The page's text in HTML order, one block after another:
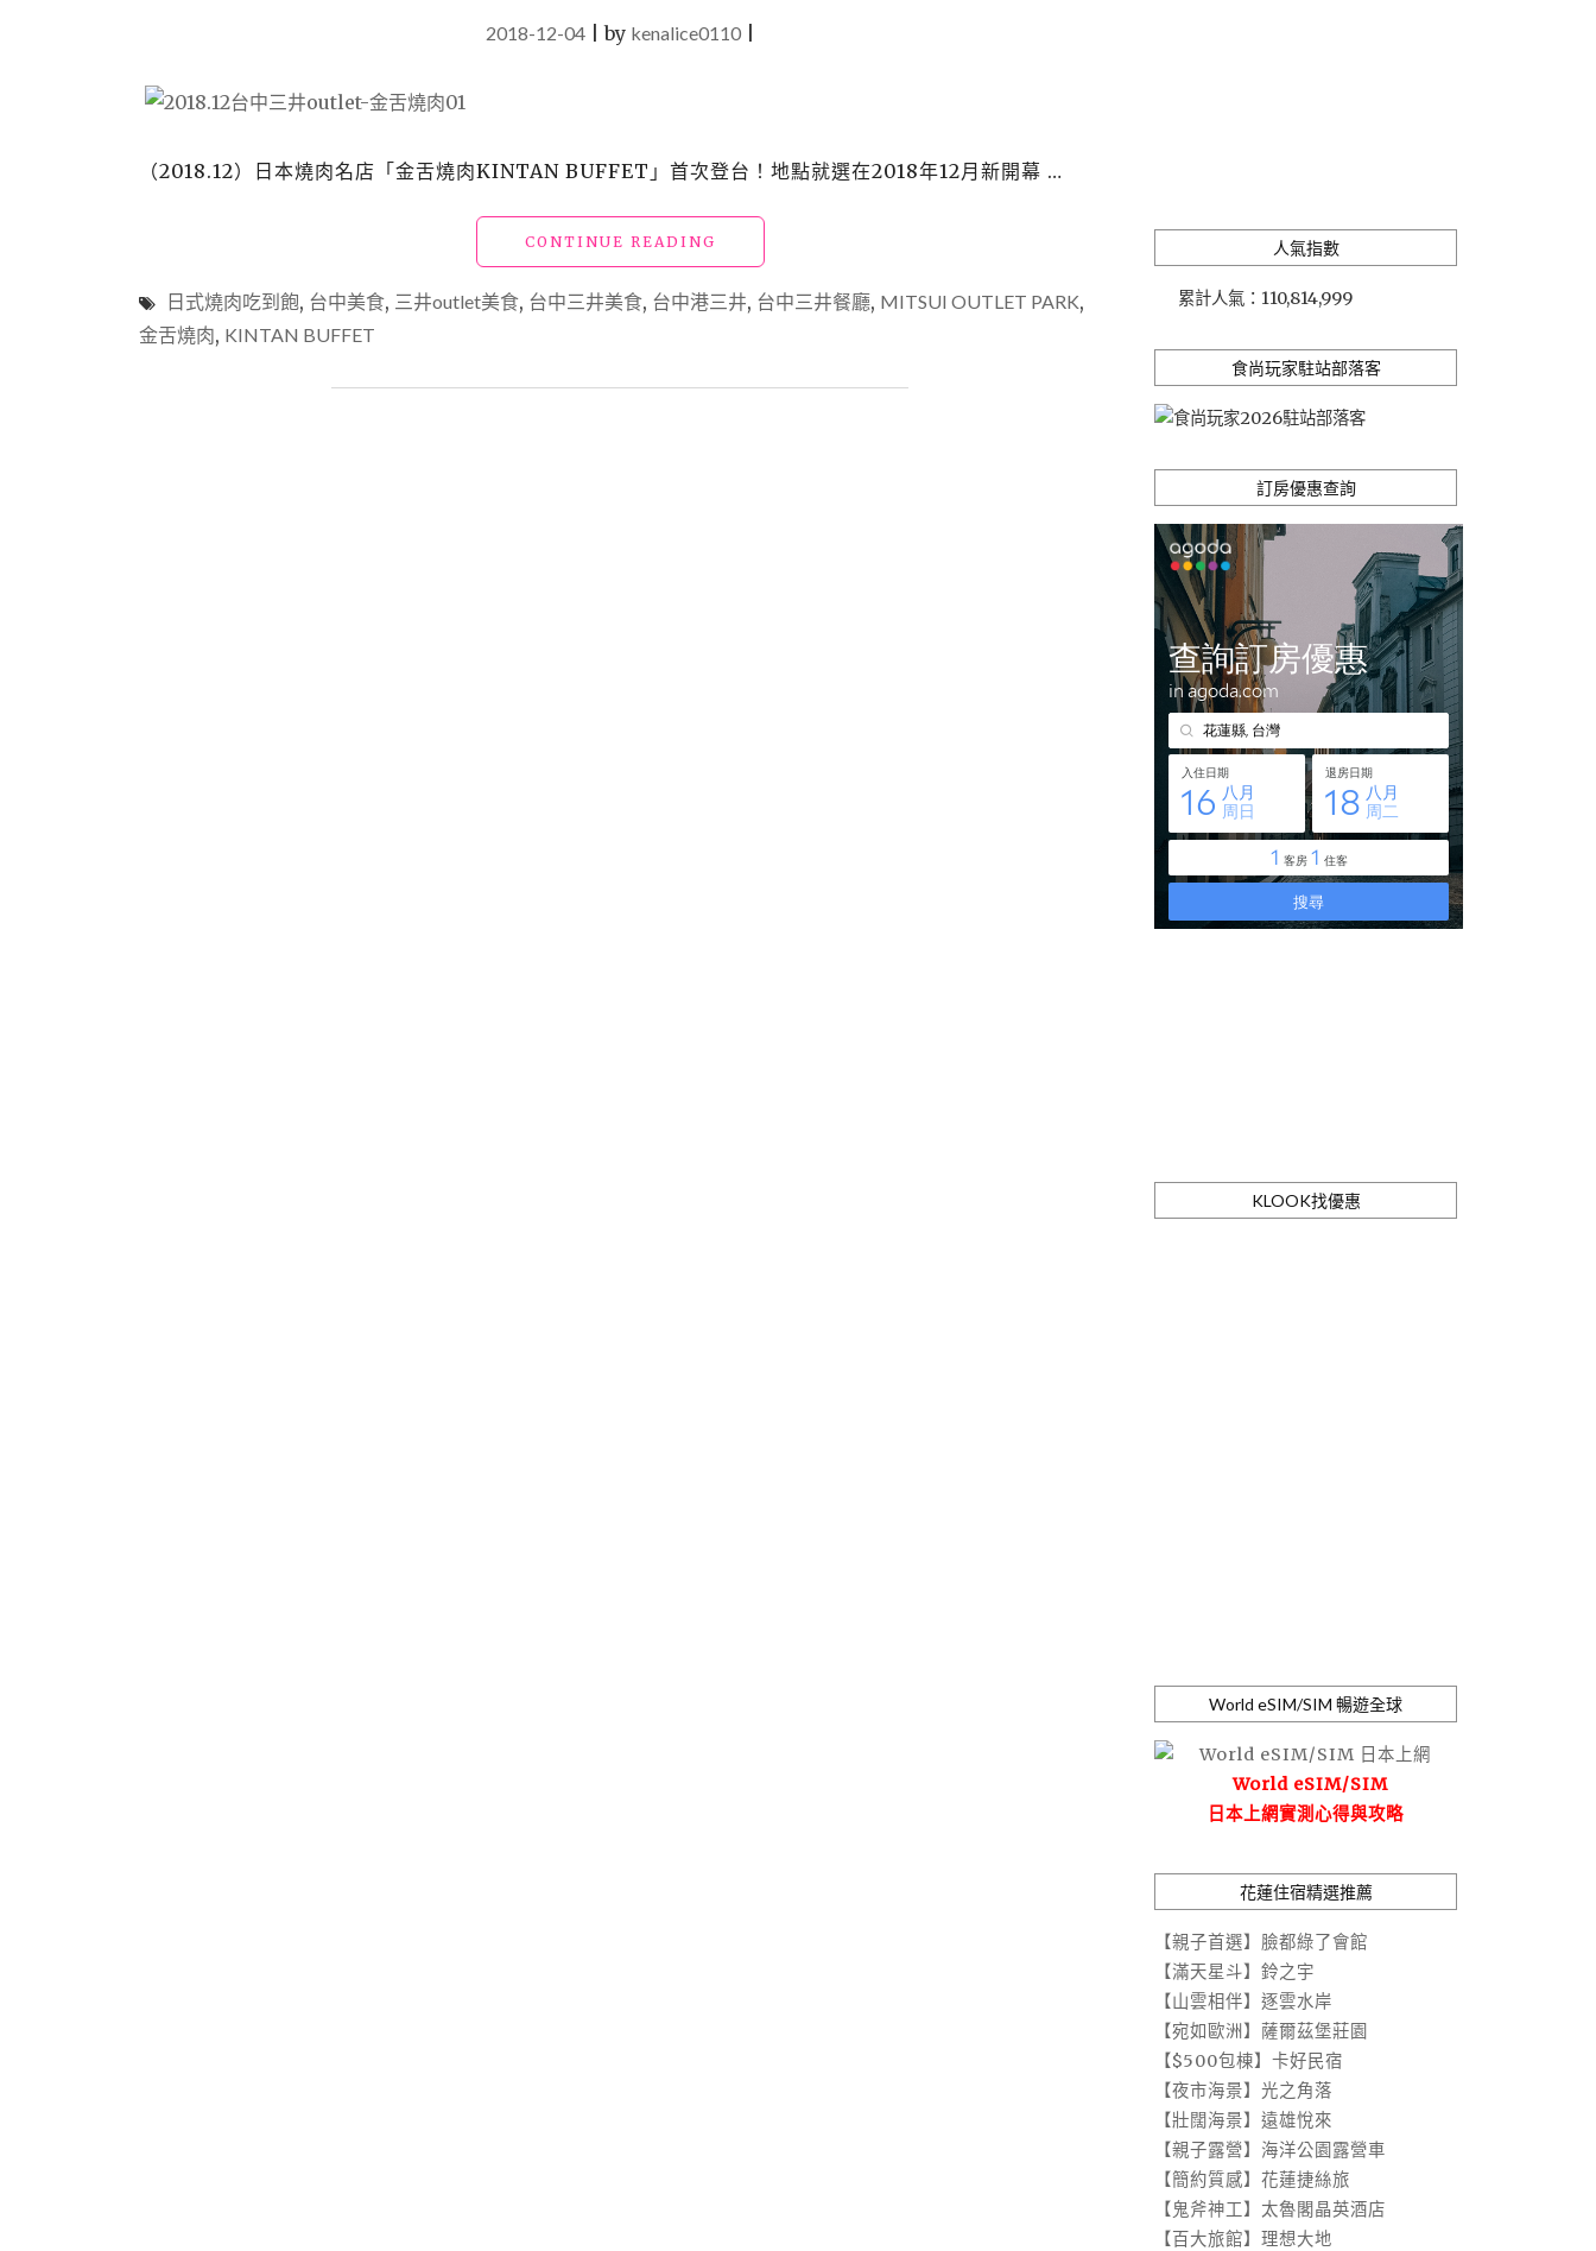
2018-12-04|by kenalice0110|
（2018.12）日本燒肉名店「金舌燒肉KINTAN BUFFET」首次登台！地點就選在2018年12月新開幕 …
CONTINUE READING
中
三
井
「金
日式燒肉吃到飽, 台中美食, 三井outlet美食, 台中三井美食, 台中港三井, 台中三井餐廳, MITSUI OUTLET PARK,
金舌燒肉, KINTAN BUFFET
人氣指數
累計人氣： 110,814,999
食尚玩家駐站部落客
訂房優惠查詢
KLOOK找優惠
World eSIM/SIM 暢遊全球
World eSIM/SIM
日本上網實測心得與攻略
花蓮住宿精選推薦
【親子首選】臉都綠了會館
【滿天星斗】鈴之宇
【山雲相伴】逐雲水岸
【宛如歐洲】薩爾茲堡莊園
【$500包棟】卡好民宿
【夜市海景】光之角落
【壯闊海景】遠雄悅來
【親子露營】海洋公園露營車
【簡約質感】花蓮捷絲旅
【鬼斧神工】太魯閣晶英酒店
【百大旅館】理想大地